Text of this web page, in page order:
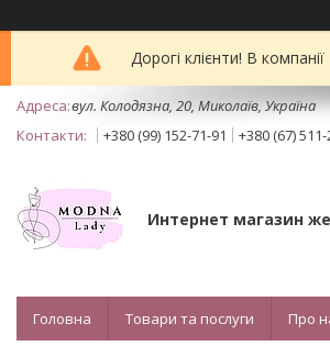
Дорогі клієнти! В
вул. Колодязна, 20, Миколаїв, Україна
+380 (99) 152-71-91
+380 (67)
Интернет магазин
Головна Товари та послуги Про